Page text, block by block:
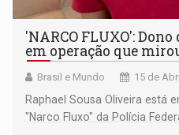
'NARCO FLUXO':
em operação que
Brasil e Mundo 15 de
Raphael Sousa Oliveira está
"Narco Fluxo" da Polícia